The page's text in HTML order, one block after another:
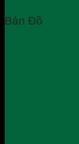
Bản Đồ